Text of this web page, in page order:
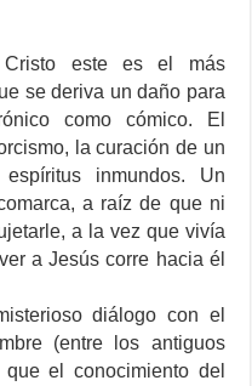
este es el más
se deriva un daño para
como cómico. El
la curación de un
inmundos. Un
a raíz de que ni
a la vez que vivía
a Jesús corre hacia él
diálogo con el
(entre los antiguos
el conocimiento del